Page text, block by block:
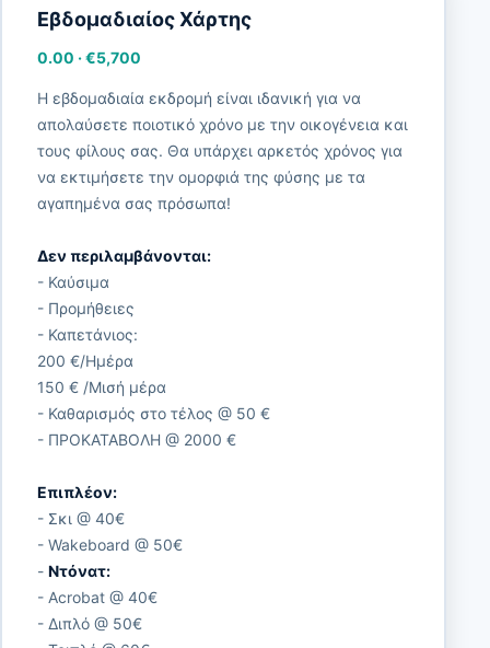
Εβδομαδιαίος Χάρτης
0.00 ·€5,700
Η εβδομαδιαία εκδρομή είναι ιδανική για να
απολαύσετε ποιοτικό χρόνο με την οικογένεια και
τους φίλους σας. Θα υπάρχει αρκετός χρόνος για
να εκτιμήσετε την ομορφιά της φύσης με τα
αγαπημένα σας πρόσωπα!
Δεν περιλαμβάνονται:
- Καύσιμα
- Προμήθειες
- Καπετάνιος:
200 €/Ημέρα
150 € /Μισή μέρα
- Καθαρισμός στο τέλος @ 50 €
- ΠΡΟΚΑΤΑΒΟΛΗ @ 2000 €
Επιπλέον:
- Σκι @ 40€
- Wakeboard @ 50€
- Ντόνατ:
- Acrobat @ 40€
- Διπλό @ 50€